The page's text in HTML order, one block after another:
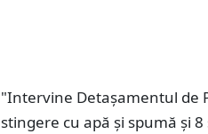
"Intervine Detașamentul de
stingere cu apă și spumă și